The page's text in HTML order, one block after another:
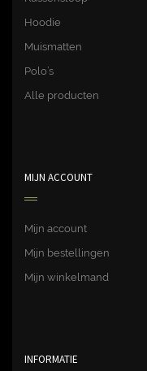
Hoodie
Muismatten
Polo’s
Alle producten
MIJN ACCOUNT
Mijn account
Mijn bestellingen
Mijn winkelmand
INFORMATIE